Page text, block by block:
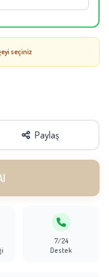
seçiniz
Paylaş
7/24
Destek